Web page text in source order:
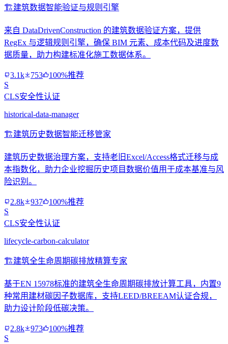
🏗️建筑数据智能验证与规则引擎
来自 DataDrivenConstruction 的建筑数据验证方案，提供
RegEx 与逻辑规则引擎，确保 BIM 元素、成本代码及进度数
据质量，助力构建标准化施工数据体系。
3.1k 753
100%推荐
S
CLS安全性认证
historical-data-manager
🏗️建筑历史数据智能迁移管家
建筑历史数据治理方案，支持老旧Excel/Access格式迁移与成
本指数化，助力企业挖掘历史项目数据价值用于成本基准与风
险识别。
2.8k 937
100%推荐
S
CLS安全性认证
lifecycle-carbon-calculator
🏗️建筑全生命周期碳排放精算专家
基于EN 15978标准的建筑全生命周期碳排放计算工具，内置9
种常用建材碳因子数据库，支持LEED/BREEAM认证合规，
助力设计阶段低碳决策。
2.8k 973
100%推荐
S